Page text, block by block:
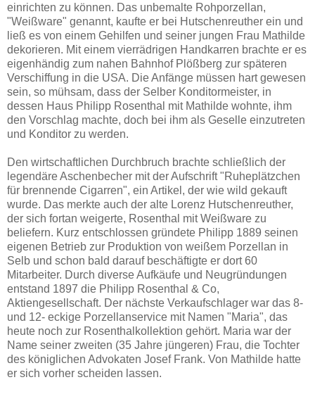
einrichten zu können. Das unbemalte Rohporzellan,
"Weißware" genannt, kaufte er bei Hutschenreuther ein und
ließ es von einem Gehilfen und seiner jungen Frau Mathilde
dekorieren. Mit einem vierrädrigen Handkarren brachte er es
eigenhändig zum nahen Bahnhof Plößberg zur späteren
Verschiffung in die USA. Die Anfänge müssen hart gewesen
sein, so mühsam, dass der Selber Konditormeister, in
dessen Haus Philipp Rosenthal mit Mathilde wohnte, ihm
den Vorschlag machte, doch bei ihm als Geselle einzutreten
und Konditor zu werden.
Den wirtschaftlichen Durchbruch brachte schließlich der
legendäre Aschenbecher mit der Aufschrift "Ruheplätzchen
für brennende Cigarren", ein Artikel, der wie wild gekauft
wurde. Das merkte auch der alte Lorenz Hutschenreuther,
der sich fortan weigerte, Rosenthal mit Weißware zu
beliefern. Kurz entschlossen gründete Philipp 1889 seinen
eigenen Betrieb zur Produktion von weißem Porzellan in
Selb und schon bald darauf beschäftigte er dort 60
Mitarbeiter. Durch diverse Aufkäufe und Neugründungen
entstand 1897 die Philipp Rosenthal & Co,
Aktiengesellschaft. Der nächste Verkaufschlager war das 8-
und 12- eckige Porzellanservice mit Namen "Maria", das
heute noch zur Rosenthalkollektion gehört. Maria war der
Name seiner zweiten (35 Jahre jüngeren) Frau, die Tochter
des königlichen Advokaten Josef Frank. Von Mathilde hatte
er sich vorher scheiden lassen.